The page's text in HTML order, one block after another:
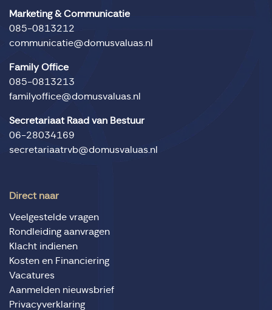
Marketing & Communicatie
085-0813212
communicatie@domusvaluas.nl
Family Office
085-0813213
familyoffice@domusvaluas.nl
Secretariaat Raad van Bestuur
06-28034169
secretariaatrvb@domusvaluas.nl
Direct naar
Veelgestelde vragen
Rondleiding aanvragen
Klacht indienen
Kosten en Financiering
Vacatures
Aanmelden nieuwsbrief
Privacyverklaring